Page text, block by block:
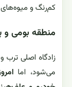
کم‌رنگ و
منطقه بومی و
زادگاه اصلی ترب
می‌شود، اما